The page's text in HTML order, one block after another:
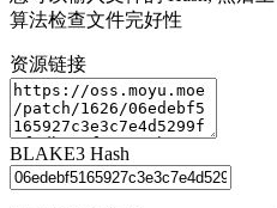
算法检查文件完好性
资源链接
BLAKE3 Hash